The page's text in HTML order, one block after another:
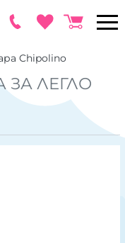
Chipolino
ЗА ЛЕГЛО